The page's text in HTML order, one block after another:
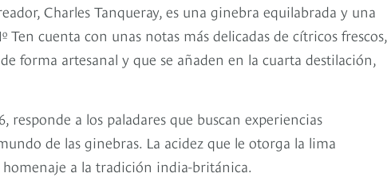
Charles Tanqueray, es una ginebra equilabrada y una
cuenta con unas notas más delicadas de cítricos frescos,
forma artesanal y que se añaden en la cuarta destilación,
responde a los paladares que buscan experiencias
de las ginebras. La acidez que le otorga la lima
a la tradición india-británica.